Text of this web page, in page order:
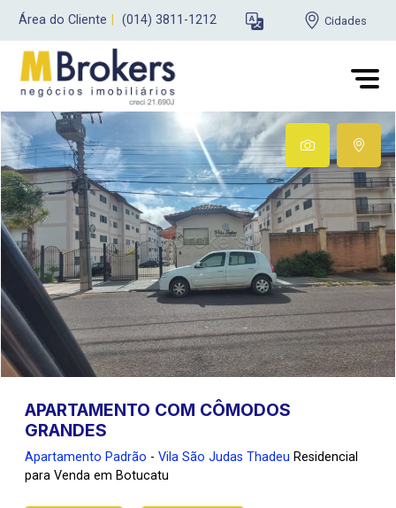
Área do Cliente (014) 3811-1212 Cidades
APARTAMENTO COM CÔMODOS
GRANDES
Apartamento Padrão - Vila São Judas Thadeu Residencial
para Venda em Botucatu